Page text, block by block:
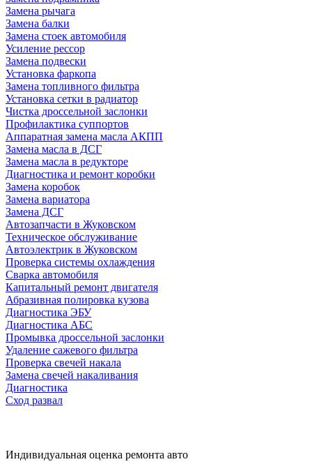
Замена рычага
Замена балки
Замена стоек автомобиля
Усиление рессор
Замена подвески
Установка фаркопа
Замена топливного фильтра
Установка сетки в радиатор
Чистка дроссельной заслонки
Профилактика суппортов
Аппаратная замена масла АКПП
Замена масла в ДСГ
Замена масла в редукторе
Диагностика и ремонт коробки
Замена коробок
Замена вариатора
Замена ДСГ
Автозапчасти в Жуковском
Техническое обслуживание
Автоэлектрик в Жуковском
Проверка системы охлаждения
Сварка автомобиля
Капитальный ремонт двигателя
Абразивная полировка кузова
Диагностика ЭБУ
Диагностика АБС
Промывка дроссельной заслонки
Удаление сажевого фильтра
Проверка свечей накала
Замена свечей накаливания
Диагностика
Сход развал
Индивидуальная оценка ремонта авто